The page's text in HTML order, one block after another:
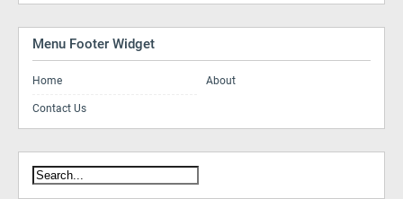
Menu Footer Widget
Home About
Contact Us